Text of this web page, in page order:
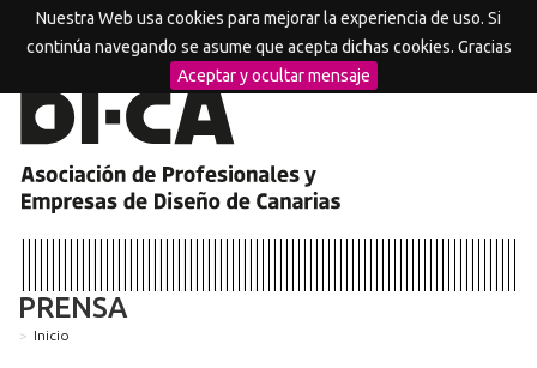
MENU
Nuestra Web usa cookies para mejorar la experiencia de uso. Si
continúa navegando se asume que acepta dichas cookies. Gracias
Aceptar y ocultar mensaje
PRENSA
Inicio